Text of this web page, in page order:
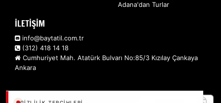
Ek Hizmetler
Adana'dan Turlar
İLETİŞİM
info@baytatil.com.tr
(312) 418 14 18
Cumhuriyet Mah. Atatürk Bulvarı No:85/3 Kızılay Çankaya
Ankara